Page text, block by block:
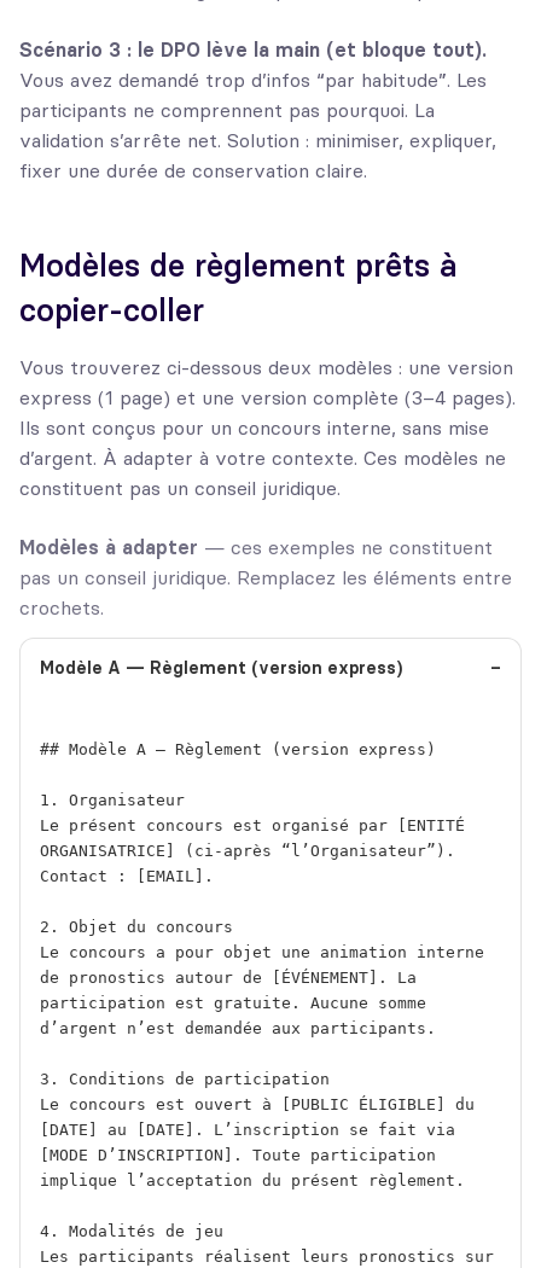
Scénario 3 : le DPO lève la main (et bloque tout).
Vous avez demandé trop d’infos “par habitude”. Les
participants ne comprennent pas pourquoi. La
validation s’arrête net. Solution : minimiser, expliquer,
fixer une durée de conservation claire.
Modèles de règlement prêts à
copier-coller
Vous trouverez ci-dessous deux modèles : une version
express (1 page) et une version complète (3–4 pages).
Ils sont conçus pour un concours interne, sans mise
d’argent. À adapter à votre contexte. Ces modèles ne
constituent pas un conseil juridique.
Modèles à adapter — ces exemples ne constituent
pas un conseil juridique. Remplacez les éléments entre
crochets.
Modèle A — Règlement (version express)
## Modèle A — Règlement (version express)
1. Organisateur
Le présent concours est organisé par [ENTITÉ
ORGANISATRICE] (ci-après “l’Organisateur”).
Contact : [EMAIL].
2. Objet du concours
Le concours a pour objet une animation interne
de pronostics autour de [ÉVÉNEMENT]. La
participation est gratuite. Aucune somme
d’argent n’est demandée aux participants.
3. Conditions de participation
Le concours est ouvert à [PUBLIC ÉLIGIBLE] du
[DATE] au [DATE]. L’inscription se fait via
[MODE D’INSCRIPTION]. Toute participation
implique l’acceptation du présent règlement.
4. Modalités de jeu
Les participants réalisent leurs pronostics sur